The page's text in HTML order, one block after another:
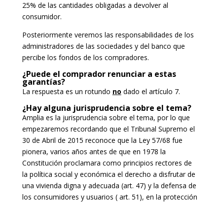
25% de las cantidades obligadas a devolver al
consumidor.
Posteriormente veremos las responsabilidades de los
administradores de las sociedades y del banco que
percibe los fondos de los compradores.
¿Puede el comprador renunciar a estas
garantías?
La respuesta es un rotundo no dado el artículo 7.
¿Hay alguna jurisprudencia sobre el tema?
Amplia es la jurisprudencia sobre el tema, por lo que
empezaremos recordando que el Tribunal Supremo el
30 de Abril de 2015 reconoce que la Ley 57/68 fue
pionera, varios años antes de que en 1978 la
Constitución proclamara como principios rectores de
la política social y económica el derecho a disfrutar de
una vivienda digna y adecuada (art. 47) y la defensa de
los consumidores y usuarios ( art. 51), en la protección